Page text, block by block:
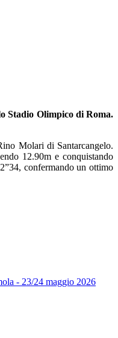
Stadio Olimpico di Roma.
Molari di Santarcangelo.
12.90m e conquistando
confermando un ottimo
- 23/24 maggio 2026